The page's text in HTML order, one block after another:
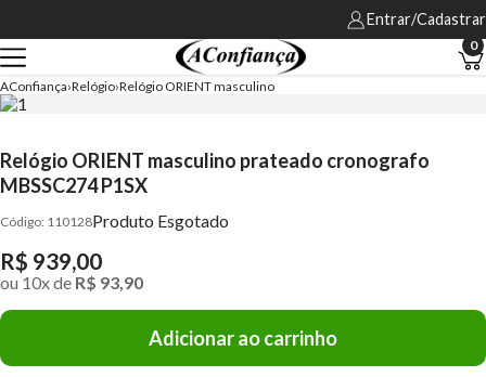
Entrar/Cadastrar
0
AConfiança Relógio Relógio ORIENT masculino
Relógio ORIENT masculino prateado cronografo
MBSSC274 P1SX
110128Produto Esgotado
R$ 939,00
ou 10xde R$ 93,90
Adicionar ao carrinho